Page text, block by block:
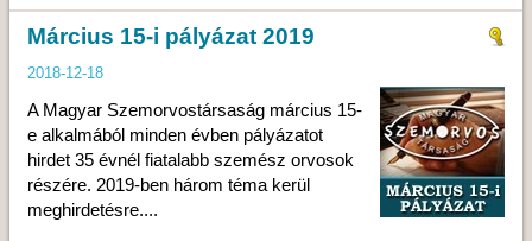
Március 15-i pályázat 2019
2018-12-18
A Magyar Szemorvostársaság március 15-
e alkalmából minden évben pályázatot
hirdet 35 évnél fiatalabb szemész orvosok
részére. 2019-ben három téma kerül
meghirdetésre....